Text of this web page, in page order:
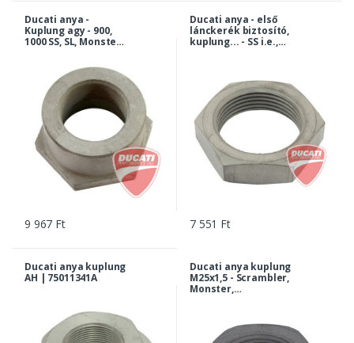
Ducati anya -
Kuplung agy - 900,
1000 SS, SL, Monster,
75010021B
9 967 Ft
Ducati anya - első
lánckerék biztosító,
kuplung... - SS i.e.,
75010071A
7 551 Ft
Ducati anya kuplung
AH | 75011341A
Ducati anya kuplung
M25x1,5 - Scrambler,
Monster,
Hypermotard... |
75010071E